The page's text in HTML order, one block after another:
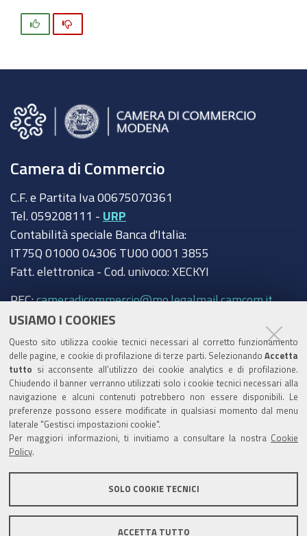
USIAMO I COOKIES
Questo sito utilizza cookie tecnici necessari al corretto funzionamento
delle pagine, e cookie di profilazione di terze parti. Selezionando Accetta
tutto si acconsente all’utilizzo dei cookie analytics e di profilazione.
Chiudendo il banner verranno utilizzati solo i cookie tecnici necessari alla
navigazione e alcuni contenuti potrebbero non essere disponibili. Le
preferenze possono essere modificate in qualsiasi momento dal menu
laterale "Gestisci impostazioni cookie".
Per maggiori informazioni, ti invitiamo a consultare la nostra Cookie
Policy
SOLO COOKIE TECNICI
ACCETTA TUTTO
Camera di Commercio
C.F. e Partita Iva 00675070361
Tel. 059208111 - URP
Contabilità speciale Banca d'Italia:
IT75Q 01000 04306 TU00 0001 3855
Fatt. elettronica - Cod. univoco: XECKYI
PEC:cameradicommercio@mo.legalmail.camcom.it
Trasparenza
Amministrazione trasparente
Albo Camerale
Pubblicità Legale
Area riservata Amministratori